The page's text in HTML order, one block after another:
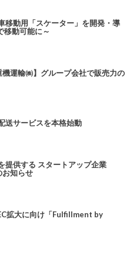
移動用「スケーター」を開発・導
移動可能に～
機運輸㈱】グループ会社で販売力の
送サービスを本格始動
提供する スタートアップ企業
お知らせ
拡大に向け「Fulfillment by